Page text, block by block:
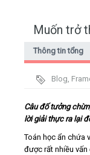
Home
Giới thiệu
Muốn trở
Thông tin tổng
Blog,
Câu đố tưởng
lời giải thực ra lại
Toán học ẩn chứa
được rất nhiều